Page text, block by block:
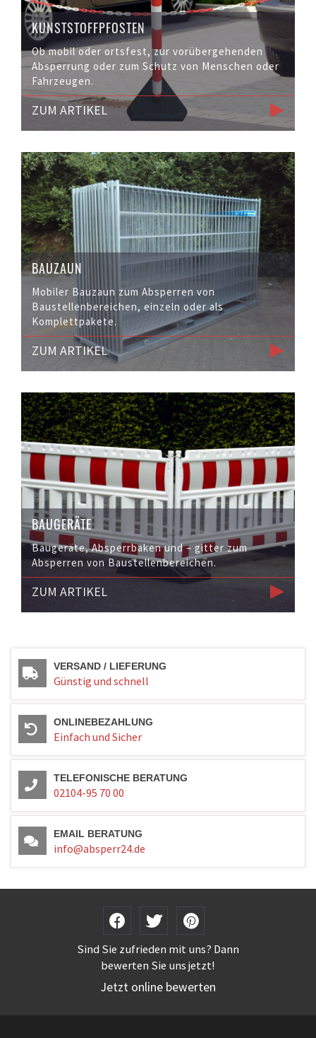
KUNSTSTOFFPFOSTEN
Ob mobil oder ortsfest, zur vorübergehenden
Absperrung oder zum Schutz von Menschen oder
Fahrzeugen.
ZUM ARTIKEL
BAUZAUN
Mobiler Bauzaun zum Absperren von
Baustellenbereichen, einzeln oder als
Komplettpakete.
ZUM ARTIKEL
BAUGERÄTE
Baugeräte, Absperrbaken und – gitter zum
Absperren von Baustellenbereichen.
ZUM ARTIKEL
VERSAND / LIEFERUNG
Günstig und schnell
ONLINEBEZAHLUNG
Einfach und Sicher
TELEFONISCHE BERATUNG
02104-95 70 00
EMAIL BERATUNG
info@absperr24.de
Sind Sie zufrieden mit uns? Dann
bewerten Sie uns jetzt!
Jetzt online bewerten